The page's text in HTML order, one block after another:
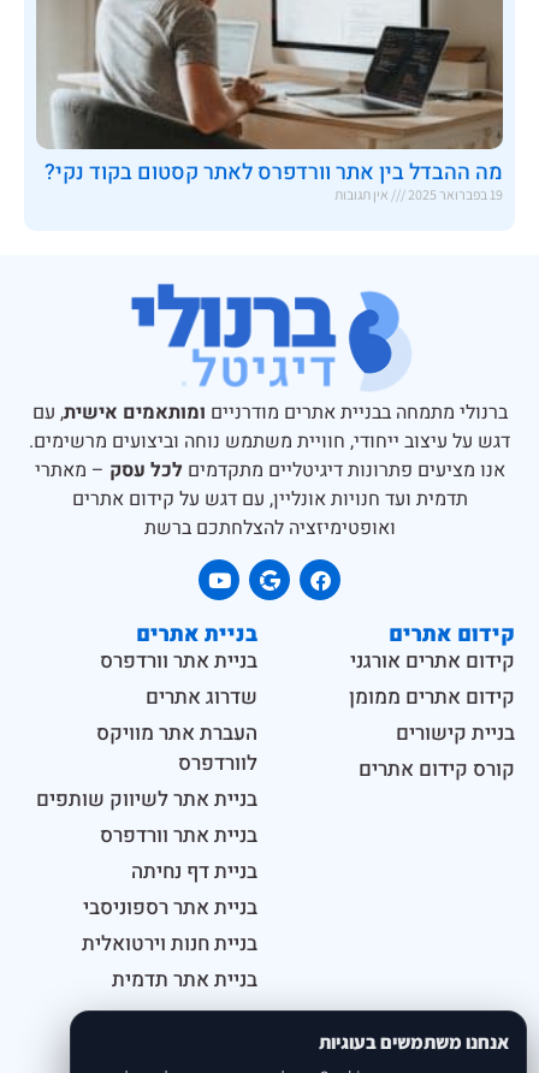
מה ההבדל בין אתר וורדפרס לאתר קסטום בקוד נקי?
19 בפברואר 2025 אין תגובות
ברנולי מתמחה בבניית אתרים מודרניים ומותאמים אישית, עם
דגש על עיצוב ייחודי, חוויית משתמש נוחה וביצועים מרשימים.
אנו מציעים פתרונות דיגיטליים מתקדמים לכל עסק – מאתרי
תדמית ועד חנויות אונליין, עם דגש על קידום אתרים
ואופטימיזציה להצלחתכם ברשת
קידום אתרים
קידום אתרים אורגני
קידום אתרים ממומן
בניית קישורים
קורס קידום אתרים
בניית אתרים
בניית אתר וורדפרס
שדרוג אתרים
העברת אתר מוויקס
לוורדפרס
בניית אתר לשיווק שותפים
בניית אתר וורדפרס
בניית דף נחיתה
בניית אתר רספוניסבי
בניית חנות וירטואלית
בניית אתר תדמית
גרפיקה ועיצוב
עיצוב גרפי
אנחנו משתמשים בעוגיות